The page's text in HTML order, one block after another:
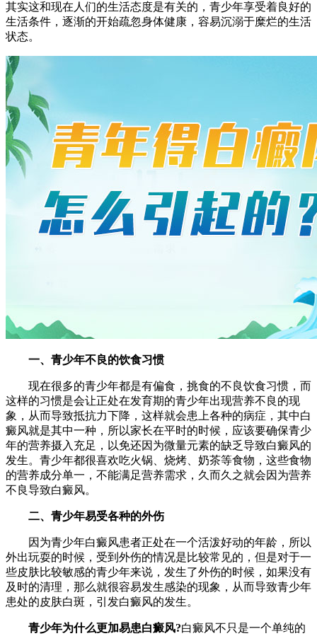
其实这和现在人们的生活态度是有关的，青少年享受着良好的
生活条件，逐渐的开始疏忽身体健康，容易沉溺于糜烂的生活
状态。
一、青少年不良的饮食习惯
现在很多的青少年都是有偏食，挑食的不良饮食习惯，而
这样的习惯是会让正处在发育期的青少年出现营养不良的现
象，从而导致抵抗力下降，这样就会患上各种的病症，其中白
癜风就是其中一种，所以家长在平时的时候，应该要确保青少
年的营养摄入充足，以免还因为微量元素的缺乏导致白癜风的
发生。青少年都很喜欢吃火锅、烧烤、奶茶等食物，这些食物
的营养成分单一，不能满足营养需求，久而久之就会因为营养
不良导致白癜风。
二、青少年易受各种的外伤
因为青少年白癜风患者正处在一个活泼好动的年龄，所以
外出玩耍的时候，受到外伤的情况是比较常见的，但是对于一
些皮肤比较敏感的青少年来说，发生了外伤的时候，如果没有
及时的清理，那么就很容易发生感染的现象，从而导致青少年
患处的皮肤白斑，引发白癜风的发生。
青少年为什么更加易患白癜风?白癜风不只是一个单纯的